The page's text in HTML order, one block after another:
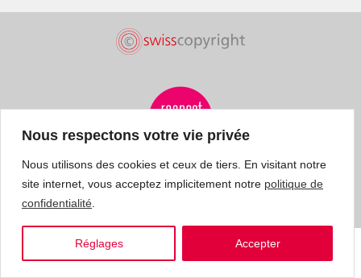
Nous respectons votre vie privée
Nous utilisons des cookies et ceux de tiers. En visitant notre
site internet, vous acceptez implicitement notre politique de
confidentialité
Réglages Accepter